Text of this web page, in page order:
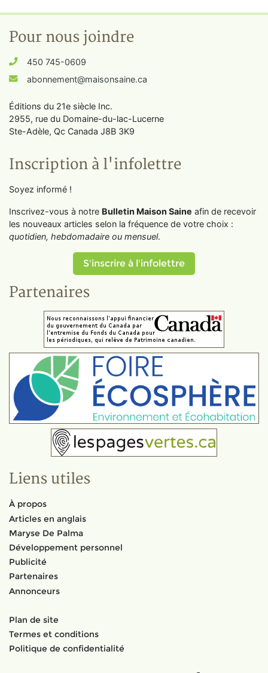
Pour nous joindre
450 745-0609
abonnement@maisonsaine.ca
Éditions du 21e siècle Inc.
2955, rue du Domaine-du-lac-Lucerne
Ste-Adèle, Qc Canada J8B 3K9
Inscription à l'infolettre
Soyez informé !
Inscrivez-vous à notre Bulletin Maison Saine afin de recevoir
les nouveaux articles selon la fréquence de votre choix :
quotidien, hebdomadaire ou mensuel.
S'inscrire à l'infolettre
Partenaires
Liens utiles
À propos
Articles en anglais
Maryse De Palma
Développement personnel
Publicité
Partenaires
Annonceurs
Plan de site
Termes et conditions
Politique de confidentialité